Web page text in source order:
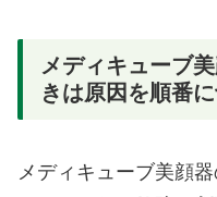
メディキューブ
きは原因を順番
メディキューブ美顔